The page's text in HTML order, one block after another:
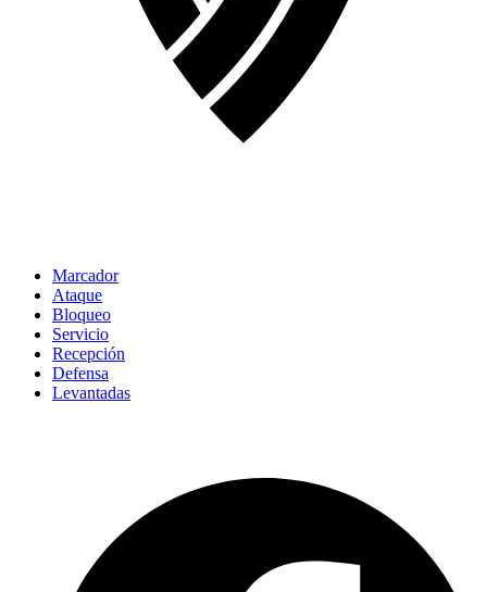
Marcador
Ataque
Bloqueo
Servicio
Recepción
Defensa
Levantadas